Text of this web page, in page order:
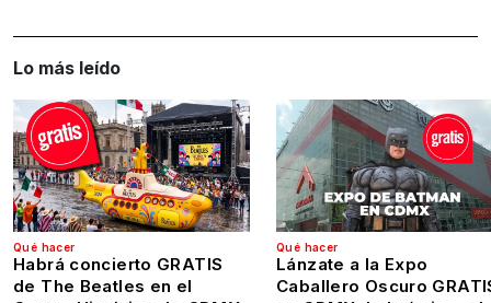
Lo más leído
Qué hacer
Habrá concierto GRATIS
de The Beatles en el
Qué hacer
Lánzate a la Expo
Caballero Oscuro